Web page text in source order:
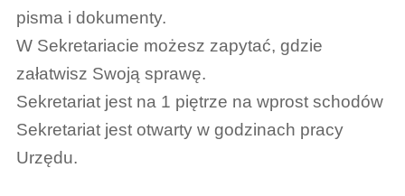
pisma i dokumenty.
W Sekretariacie możesz zapytać, gdzie
załatwisz Swoją sprawę.
Sekretariat jest na 1 piętrze na wprost schodów
Sekretariat jest otwarty w godzinach pracy
Urzędu.